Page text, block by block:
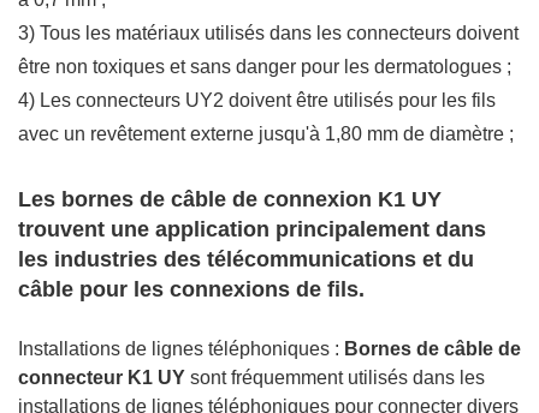
3) Tous les matériaux utilisés dans les connecteurs doivent
être non toxiques et sans danger pour les dermatologues ;
4) Les connecteurs UY2 doivent être utilisés pour les fils
avec un revêtement externe jusqu'à 1,80 mm de diamètre ;
Les bornes de câble de connexion K1 UY
trouvent une application principalement dans
les industries des télécommunications et du
câble pour les connexions de fils.
Installations de lignes téléphoniques : Bornes de câble de
connecteur K1 UY sont fréquemment utilisés dans les
installations de lignes téléphoniques pour connecter divers